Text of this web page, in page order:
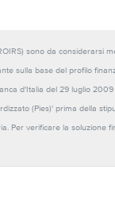
sono da considerarsi
sulla base del profilo
d'Italia del 29 luglio 2009
(Pies)' prima della
Per verificare la soluzione